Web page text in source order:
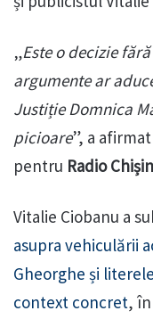
„Este o decizie
argumente ar
Justiție Domnica
picioare”, a
pentru Radio
Vitalie Ciobanu a
asupra vehiculării
Gheorghe și
context concret,